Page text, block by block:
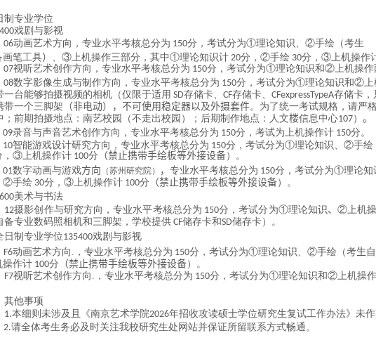
制专业学位
戏剧与影视
06动画艺术方向，专业水平考核总分为 150分，考试分为①理论知识、②手绘（考生
画笔工具） 、③上机操作三部分，其中①理论知识计 20分，②手绘 30分，③上机操作
07视听艺术创作方向，专业水平考核总分为 150分，考试分为①理论知识和②上机操
08数字影像生成与制作方向，专业水平考核总分为 150分，考试分为①理论知识和②
一台能够拍摄视频的相机（仅限于适用 SD存储卡、 CF存储卡、 CFexpressTypeA存储卡，
带一个三脚架 （非电动） ， 不可使用稳定器以及外摄套件。为了统一考试规格，请严
；前期拍摄地点：南艺校园（不走出校园）；后期制作地点：人文楼信息中心107） 。
09录音与声音艺术创作方向，专业水平考核总分为 150分，考试为上机操作计150分。
10智能游戏设计研究方向，专业水平考核总分为 150分，考试分为①理论知识、②手绘
，③上机操作计 100分 （禁止携带手绘板等外接设备）。
01数字动画与游戏方向 （苏州研究院） ， 专业水平考核总分为 150分，考试分为①理论
②手绘 30分，③上机操作计 100分 （禁止携带手绘板等外接设备）。
美术与书法
12摄影创作与研究方向，专业水平考核总分为 150分，考试分为①理论知识、②上机
备专业数码照相机和三脚架，学校提供CF储存卡和SD储存卡）。
日制专业学位135400戏剧与影视
F6动画艺术方向 ，专业水平考核总分为 150分，考试分为①理论知识、②手绘（考生
操作计 100分 （禁止携带手绘板等外接设备）。
F7视听艺术创作方向 ，专业水平考核总分为 150分，考试分为①理论知识和②上机操
其他事项
1.本细则未涉及且《南京艺术学院2026年招收攻读硕士学位研究生复试工作办法》未
2.请全体考生务必及时关注我校研究生处网站并保证所留联系方式畅通。